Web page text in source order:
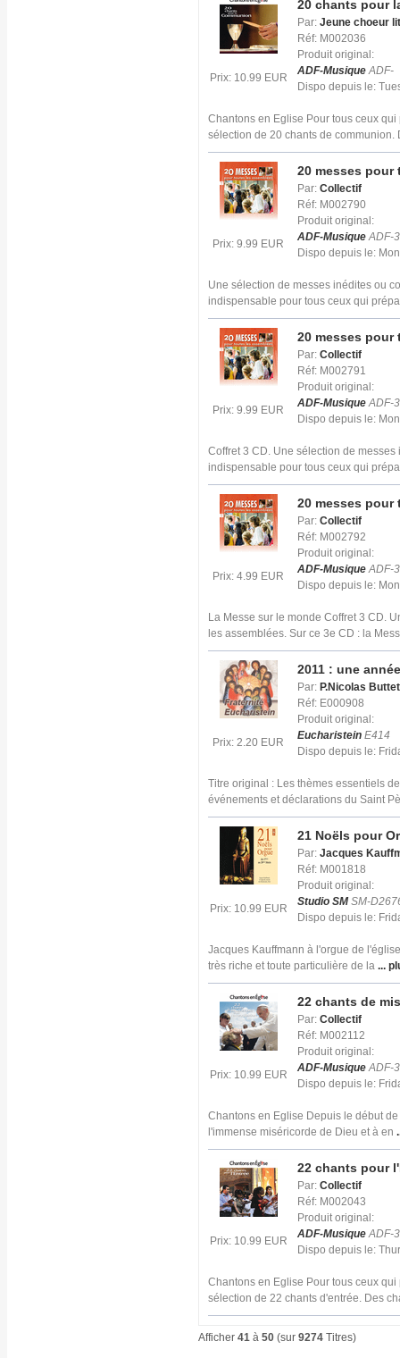
Prix: 10.99 EUR
20 chants pour
Par: Jeune choeur
Réf: M002036
Produit original:
ADF-MusiqueADF-
Dispo depuis le:
Chantons en Eglise Pour tous ceux
sélection de 20 chants de communion.
Prix: 9.99 EUR
20 messes pour
Par: Collectif
Réf: M002790
Produit original:
ADF-MusiqueADF-
Dispo depuis le:
Une sélection de messes inédites ou
indispensable pour tous ceux qui
Prix: 9.99 EUR
20 messes pour
Par: Collectif
Réf: M002791
Produit original:
ADF-MusiqueADF-
Dispo depuis le:
Coffret 3 CD. Une sélection de
indispensable pour tous ceux qui
Prix: 4.99 EUR
20 messes pour
Par: Collectif
Réf: M002792
Produit original:
ADF-MusiqueADF-
Dispo depuis le:
La Messe sur le monde Coffret 3 CD.
les assemblées. Sur ce 3e CD : la
Prix: 2.20 EUR
2011 : une
Par: P.Nicolas Buttet
Réf: E000908
Produit original:
Eucharistein E414
Dispo depuis le:
Titre original : Les thèmes essentiels
événements et déclarations du Saint
Prix: 10.99 EUR
21 Noëls pour
Par: Jacques
Réf: M001818
Produit original:
Studio SM SM-
Dispo depuis le:
Jacques Kauffmann à l'orgue de
très riche et toute particulière de la ...
Prix: 10.99 EUR
22 chants de
Par: Collectif
Réf: M002112
Produit original:
ADF-MusiqueADF-
Dispo depuis le:
Chantons en Eglise Depuis le début
l'immense miséricorde de Dieu et à en
Prix: 10.99 EUR
22 chants pour
Par: Collectif
Réf: M002043
Produit original:
ADF-MusiqueADF-
Dispo depuis le:
Chantons en Eglise Pour tous ceux
sélection de 22 chants d'entrée. Des
Afficher 41 à 50 (sur 9274 Titres)